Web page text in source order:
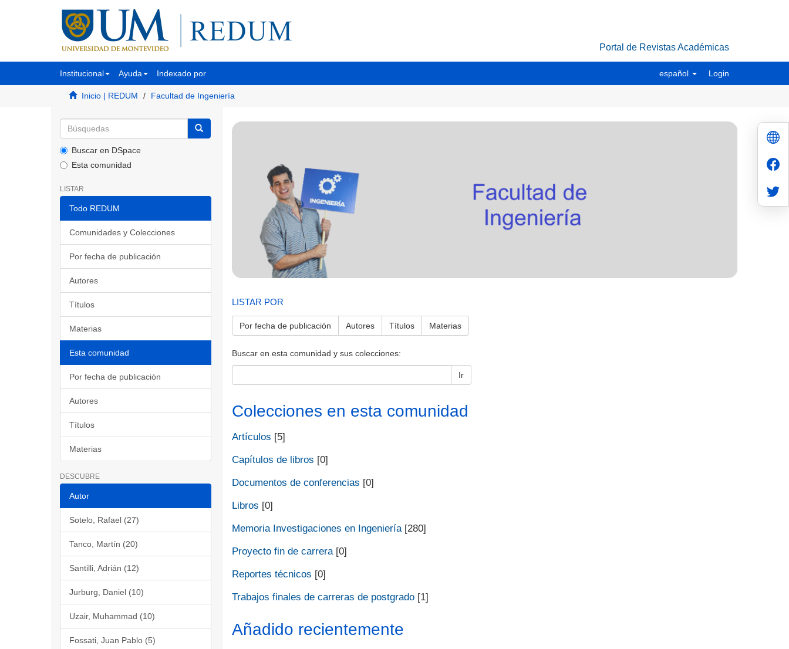
Portal de Revistas Académicas
Institucional Ayuda Indexado por español Login
Inicio | REDUM Facultad de Ingeniería
Buscar en DSpace
Esta comunidad
LISTAR
Todo REDUM
Comunidades y Colecciones
Por fecha de publicación
Autores
Títulos
Materias
Esta comunidad
Por fecha de publicación
Autores
Títulos
Materias
DESCUBRE
Autor
Sotelo, Rafael (27)
Tanco, Martín (20)
Santilli, Adrián (12)
Jurburg, Daniel (10)
Uzair, Muhammad (10)
Fossati, Juan Pablo (5)
LISTAR POR
Por fecha de publicación Autores Títulos Materias
Buscar en esta comunidad y sus colecciones:
Ir
Colecciones en esta comunidad
Artículos [5]
Capítulos de libros [0]
Documentos de conferencias [0]
Libros [0]
Memoria Investigaciones en Ingeniería[280]
Proyecto fin de carrera[0]
Reportes técnicos [0]
Trabajos finales de carreras de postgrado[1]
Añadido recientemente